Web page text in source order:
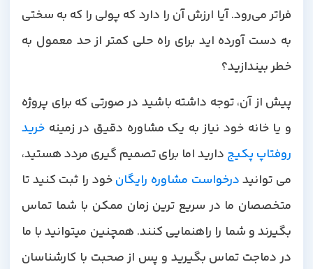
فراتر می‌رود. آیا ارزش آن را دارد که پولی را که به سختی
به دست آورده اید برای راه حلی کمتر از حد معمول به
خطر بیندازید؟
پیش از آن، توجه داشته باشید در صورتی که برای پروژه
و یا خانه خود نیاز به یک مشاوره دقیق در زمینهخرید
روفتاپ پکیجدارید اما برای تصمیم گیری مردد هستید،
می توانیددرخواست مشاوره رایگانخود را ثبت کنید تا
متخصصان ما در سریع ترین زمان ممکن با شما تماس
بگیرند و شما را راهنمایی کنند. همچنین میتوانید با ما
در دماجت تماس بگیرید و پس از صحبت با کارشناسان